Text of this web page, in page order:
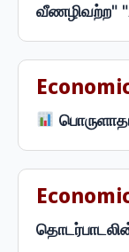
வீணழிவற்ற"